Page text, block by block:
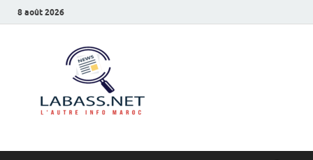
8 août 2026